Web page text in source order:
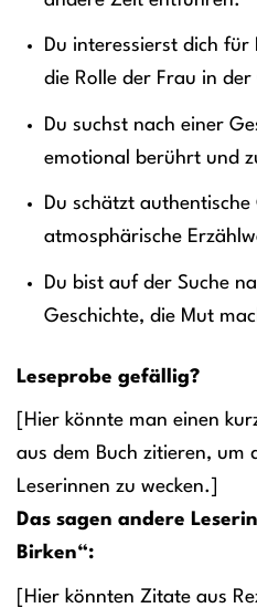
Du interessierst dich für
die Rolle der Frau in der
Du suchst nach einer
emotional berührt und
Du schätzt
atmosphärische
Du bist auf der Suche
Geschichte, die Mut
Leseprobe gefällig?
[Hier könnte man einen
aus dem Buch zitieren, um
Leserinnen zu wecken.]
Das sagen andere
Birken“:
[Hier könnten Zitate aus